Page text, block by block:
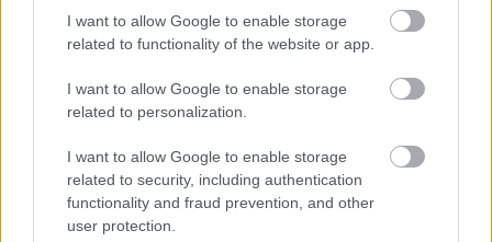
I want to allow Google to enable storage
related to functionality of the website or app.
I want to allow Google to enable storage
related to personalization.
I want to allow Google to enable storage
related to security, including authentication
functionality and fraud prevention, and other
user protection.